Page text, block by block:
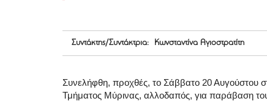
Συντάκτης/Συντάκτρια: Κωνσταντίνα Αγιοστρατίτη
Συνελήφθη, προχθές, το Σάββατο 20 Αυγούστου
Τμήματος Μύρινας, αλλοδαπός, για παράβαση